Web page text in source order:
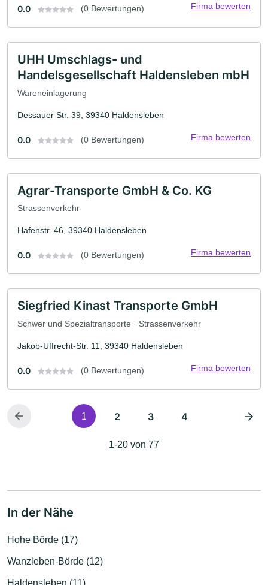
0.0 (0 Bewertungen) Firma bewerten
UHH Umschlags- und
Handelsgesellschaft Haldensleben mbH
Wareneinlagerung
Dessauer Str. 39, 39340 Haldensleben
0.0 (0 Bewertungen) Firma bewerten
Agrar-Transporte GmbH & Co. KG
Strassenverkehr
Hafenstr. 46, 39340 Haldensleben
0.0 (0 Bewertungen) Firma bewerten
Siegfried Kinast Transporte GmbH
Schwer und Spezialtransporte · Strassenverkehr
Jakob-Uffrecht-Str. 11, 39340 Haldensleben
0.0 (0 Bewertungen) Firma bewerten
1 2 3 4
1-20 von 77
In der Nähe
Hohe Börde (17)
Wanzleben-Börde (12)
Haldensleben (11)